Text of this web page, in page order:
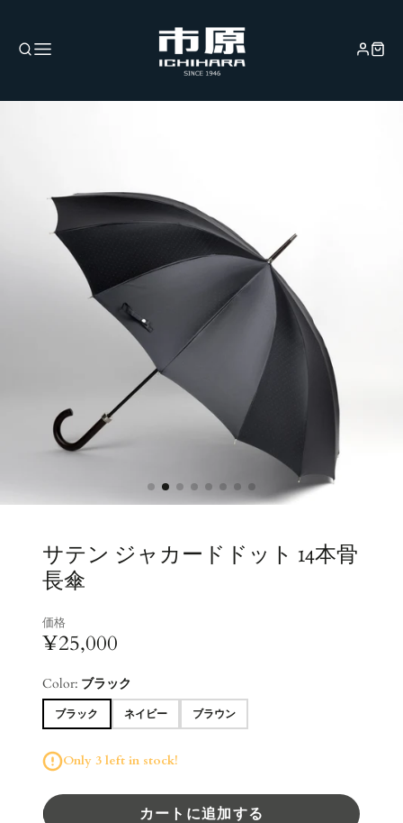
サテン ジャカードドット 14本骨
長傘
価格
¥25,000
Color: ブラック
ブラック ネイビー ブラウン
Only 3 left in stock!
カートに追加する